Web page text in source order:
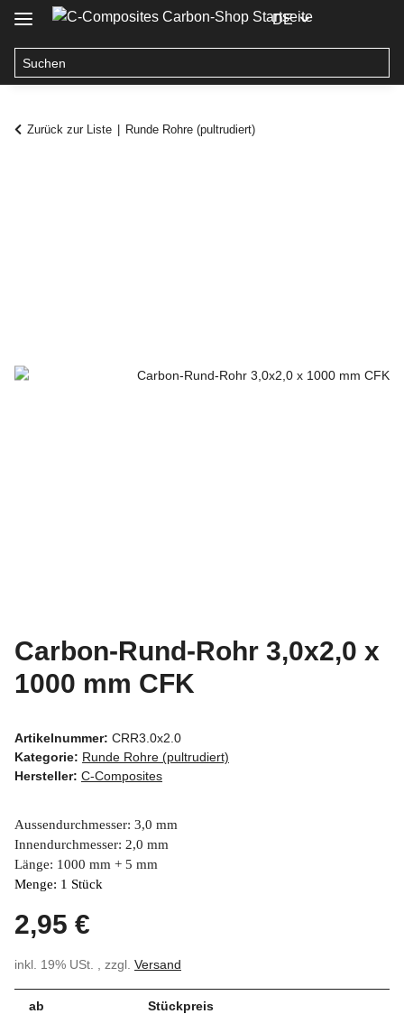
DE
Zurück zur Liste Runde Rohre (pultrudiert)
Carbon-Rund-Rohr 3,0x2,0 x
1000 mm CFK
Artikelnummer: CRR3.0x2.0
Kategorie: Runde Rohre (pultrudiert)
Hersteller: C-Composites
Aussendurchmesser: 3,0 mm
Innendurchmesser: 2,0 mm
Länge: 1000 mm + 5 mm
Menge: 1 Stück
2,95 €
inkl. 19% USt. , zzgl. Versand
ab Stückpreis